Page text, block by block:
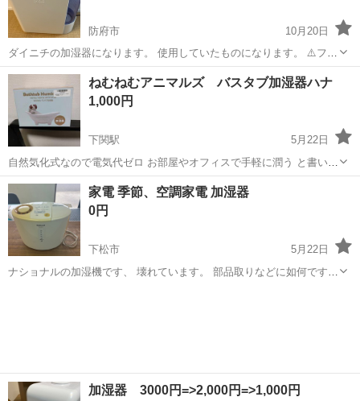
防府市
10月20日
ダイニチの加湿器になります。 使用していたものになります。 ⚠️フィ
ルターは捨てましたので新しく買う必要があります。
山口 防府市 季節、空調家電 空調
ねむねむアニマルズ バスタブ加湿器ハナ
1,000円
下関駅
5月22日
自然気化式なので電気代ゼロ お部屋やオフィスで手軽に潤う と書いて
あります。 陶器製
山口 下関市 下関駅 季節、空調家電 アニマルズ
家電 季節、空調家電 加湿器
0円
下松市
5月22日
ナショナルの加湿機です、 壊れています。 部品取りなどに如何です
加湿器 3000円=>2,000円=>1,000円